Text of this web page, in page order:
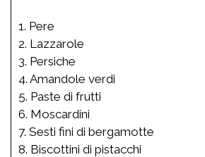
1. Pere
2. Lazzarole
3. Persiche
4. Amandole verdi
5. Paste di frutti
6. Moscardini
7. Sesti fini di bergamotte
8. Biscottini di pistacchi